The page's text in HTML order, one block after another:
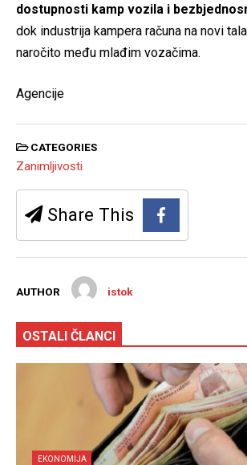
dostupnosti kamp vozila i
dok industrija kampera računa na novi
naročito među mlađim vozačima.
Agencije
CATEGORIES
Zanimljivosti
Share This
AUTHOR istok
OSTALI ČLANCI
EKONOMIJA